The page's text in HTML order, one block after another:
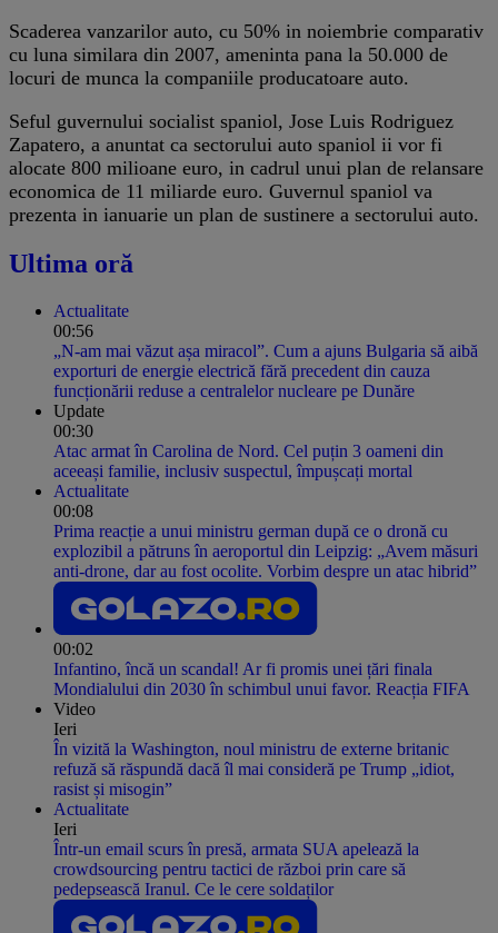
Scaderea vanzarilor auto, cu 50% in noiembrie comparativ
cu luna similara din 2007, ameninta pana la 50.000 de
locuri de munca la companiile producatoare auto.
Seful guvernului socialist spaniol, Jose Luis Rodriguez
Zapatero, a anuntat ca sectorului auto spaniol ii vor fi
alocate 800 milioane euro, in cadrul unui plan de relansare
economica de 11 miliarde euro. Guvernul spaniol va
prezenta in ianuarie un plan de sustinere a sectorului auto.
Ultima oră
Actualitate
00:56
„N-am mai văzut așa miracol”. Cum a ajuns Bulgaria să aibă
exporturi de energie electrică fără precedent din cauza
funcționării reduse a centralelor nucleare pe Dunăre
Update
00:30
Atac armat în Carolina de Nord. Cel puțin 3 oameni din
aceeași familie, inclusiv suspectul, împușcați mortal
Actualitate
00:08
Prima reacție a unui ministru german după ce o dronă cu
explozibil a pătruns în aeroportul din Leipzig: „Avem măsuri
anti-drone, dar au fost ocolite. Vorbim despre un atac hibrid”
00:02
Infantino, încă un scandal! Ar fi promis unei țări finala
Mondialului din 2030 în schimbul unui favor. Reacția FIFA
Video
Ieri
În vizită la Washington, noul ministru de externe britanic
refuză să răspundă dacă îl mai consideră pe Trump „idiot,
rasist și misogin”
Actualitate
Ieri
Într-un email scurs în presă, armata SUA apelează la
crowdsourcing pentru tactici de război prin care să
pedepsească Iranul. Ce le cere soldaților